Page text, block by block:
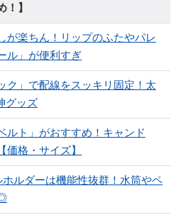
！】
が楽ちん！リップのふたやパレ
ル」が便利すぎ
ク」で配線をスッキリ固定！太
グッズ
ルト」がおすすめ！キャンド
価格・サイズ】
ホルダーは機能性抜群！水筒やペ